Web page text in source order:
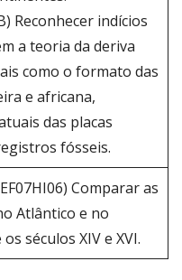
Reconhecer indícios
a teoria da deriva
como o formato das
e africana,
das placas
fósseis.
Comparar as
Atlântico e no
séculos XIV e XVI.